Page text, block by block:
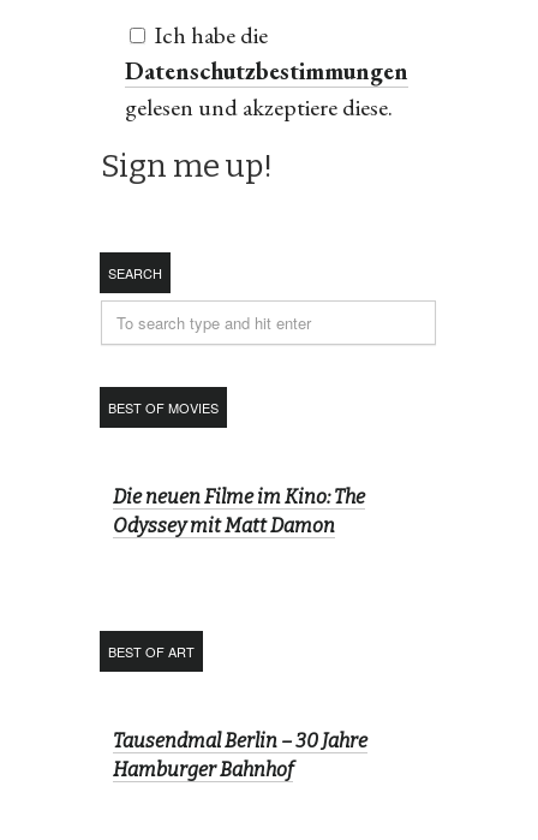
Ich habe die
Datenschutzbestimmungen
gelesen und akzeptiere diese.
SEARCH
BEST OF MOVIES
Die neuen Filme im Kino: The
Odyssey mit Matt Damon
BEST OF ART
Tausendmal Berlin – 30 Jahre
Hamburger Bahnhof